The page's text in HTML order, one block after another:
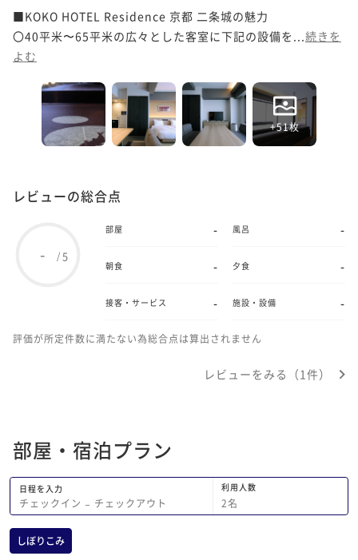
■KOKO HOTEL Residence 京都 二条城の魅力
〇40平米〜65平米の広々とした客室に下記の設備を... 続きを
よむ
+51枚
レビューの総合点
- /5
部屋 - 風呂 -
朝食 - 夕食 -
接客・サービス - 施設・設備 -
評価が所定件数に満たない為総合点は算出されません
レビューをみる（1件）
部屋・宿泊プラン
日程を入力
チェックイン − チェックアウト
利用人数
2名
しぼりこみ